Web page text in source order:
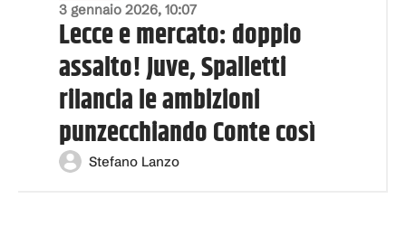
3 gennaio 2026, 10:07
Lecce e mercato: doppio
assalto! Juve, Spalletti
rilancia le ambizioni
punzecchiando Conte così
Stefano Lanzo